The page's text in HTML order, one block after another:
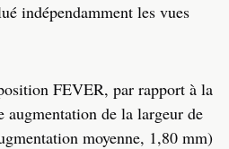
indépendamment les vues
FEVER, par rapport à la
augmentation de la largeur de
moyenne, 1,80 mm)